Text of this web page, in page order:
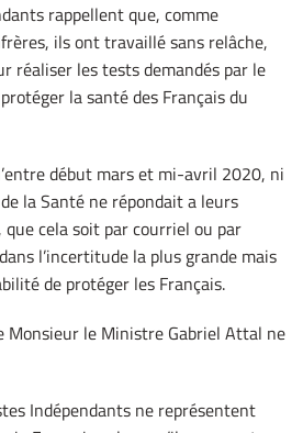
rappellent que, comme
ils ont travaillé sans relâche,
réaliser les tests demandés par le
la santé des Français du
début mars et mi-avril 2020, ni
la Santé ne répondait a leurs
que cela soit par courriel ou par
l’incertitude la plus grande mais
de protéger les Français.
Monsieur le Ministre Gabriel Attal ne
Indépendants ne représentent